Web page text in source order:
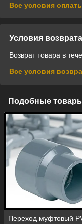
Все условия
Условия возврата
Возврат товара в
Все условия
Подобные
Переход муфтовый